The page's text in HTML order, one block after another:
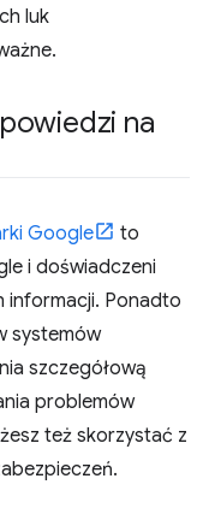
luk
na
Google
to
i doświadczeni
informacji. Ponadto
systemów
szczegółową
problemów
też skorzystać z